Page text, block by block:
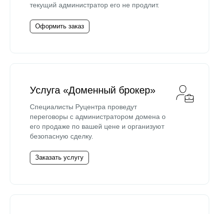
текущий администратор его не продлит.
Оформить заказ
Услуга «Доменный брокер»
Специалисты Руцентра проведут
переговоры с администратором домена о
его продаже по вашей цене и организуют
безопасную сделку.
Заказать услугу